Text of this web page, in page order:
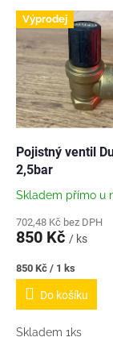
V Výprodej
Pojistný ventil
2,5bar
Skladem přímo u
702,48 Kč bez DPH
850 Kč / ks
Měrná
cena:
850 Kč / 1 ks
Do košíku
Skladem 1ks